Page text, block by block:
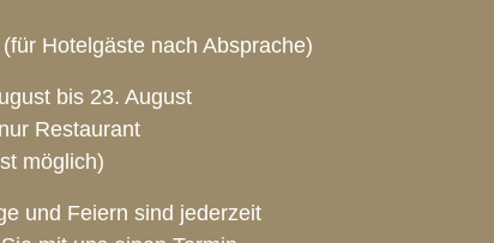
Hotelgäste nach Absprache)
bis 23. August
Restaurant
möglich)
und Feiern sind jederzeit